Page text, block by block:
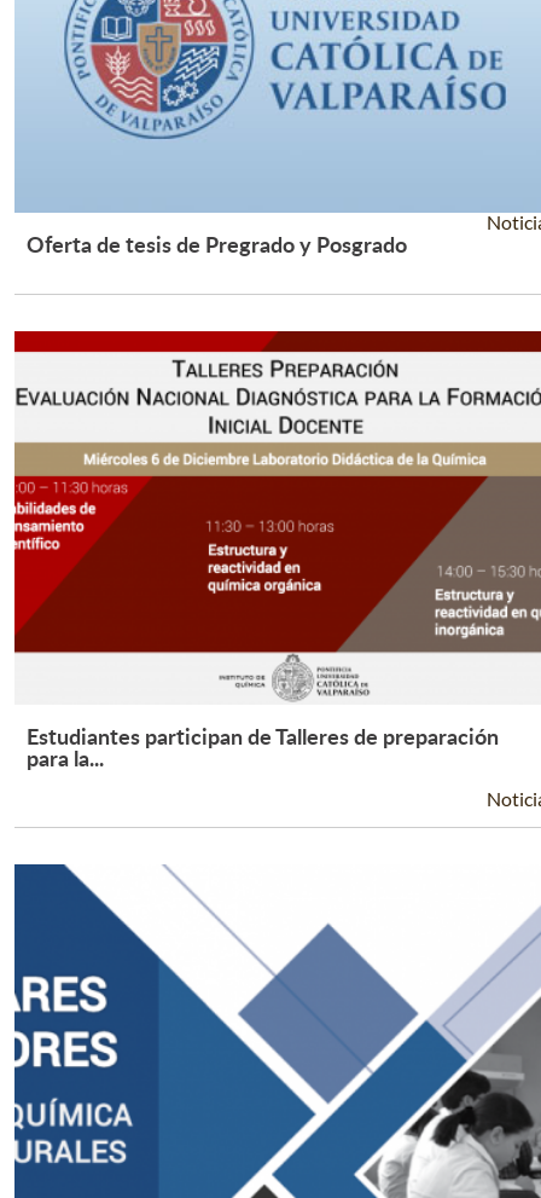
Leer Más +
Oferta de tesis de Pregrado y Posgrado
Leer Más +
Estudiantes participan de Talleres de preparación
para la...